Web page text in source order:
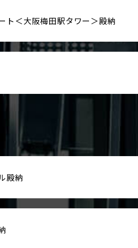
ト＜大阪梅田駅タワー＞殿納
殿納